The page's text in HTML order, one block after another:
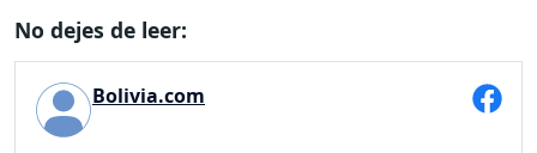
No dejes de leer:
Bolivia.com